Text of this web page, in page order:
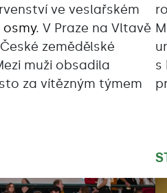
ve veslařském
osmy. V Praze na Vltavě
zemědělské
muži obsadila
za vítězným týmem
s